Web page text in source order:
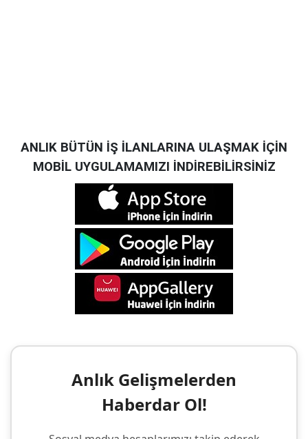
ANLIK BÜTÜN İŞ İLANLARINA ULAŞMAK İÇİN
MOBİL UYGULAMAMIZI İNDİREBİLİRSİNİZ
Anlık Gelişmelerden
Haberdar Ol!